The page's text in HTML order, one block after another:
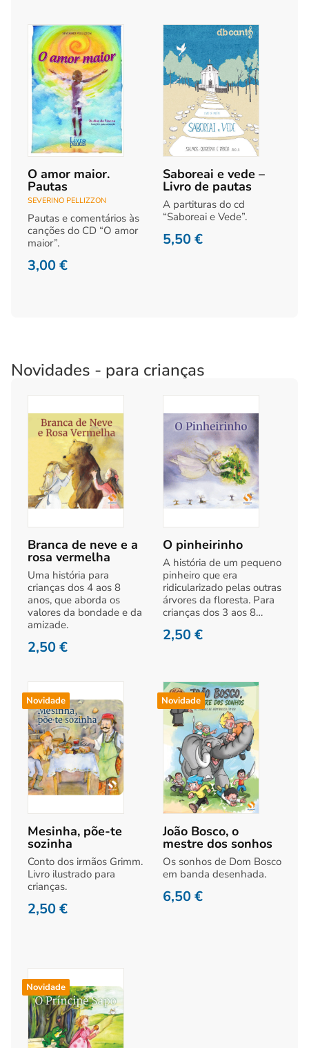
O amor maior.
Pautas
SEVERINO PELLIZZON
Pautas e comentários às
canções do CD “O amor
maior”.
3,00€
Saboreai e vede –
Livro de pautas
A partituras do cd
“Saboreai e Vede”.
5,50€
Novidades - para crianças
Branca de neve e a
rosa vermelha
Uma história para
crianças dos 4 aos 8
anos, que aborda os
valores da bondade e da
amizade.
2,50€
O pinheirinho
A história de um pequeno
pinheiro que era
ridicularizado pelas outras
árvores da floresta. Para
crianças dos 3 aos 8…
2,50€
Novidade
Mesinha, põe-te
sozinha
Conto dos irmãos Grimm.
Livro ilustrado para
crianças.
2,50€
Novidade
João Bosco, o
mestre dos sonhos
Os sonhos de Dom Bosco
em banda desenhada.
6,50€
Novidade